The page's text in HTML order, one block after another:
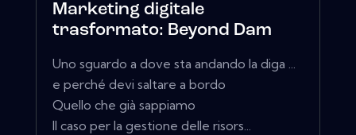
Marketing digitale
trasformato: Beyond Dam
Uno sguardo a dove sta andando la diga ...
e perché devi saltare a bordo
Quello che già sappiamo
Il caso per la gestione delle risors...